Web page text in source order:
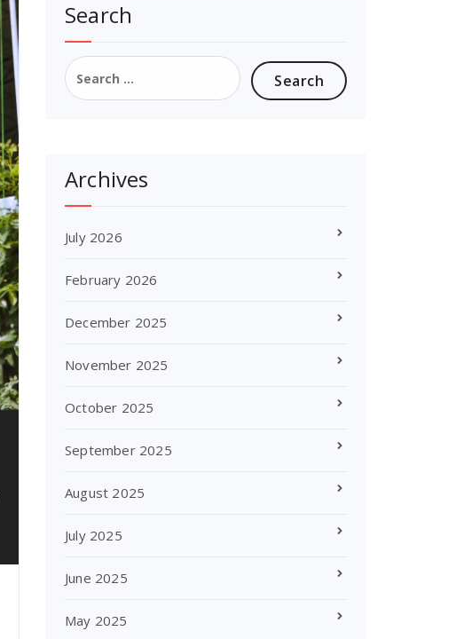
Search
Search
for:
Archives
July 2026
February 2026
December 2025
November 2025
October 2025
September 2025
August 2025
July 2025
June 2025
May 2025